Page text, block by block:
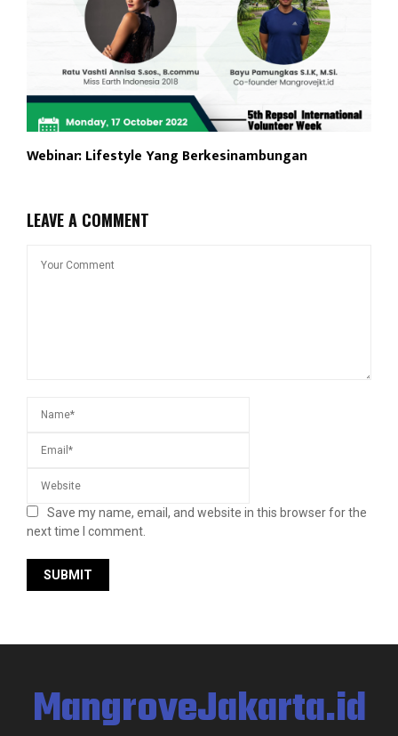
Webinar: Lifestyle Yang Berkesinambungan
LEAVE A COMMENT
Save my name, email, and website in this browser for the
next time I comment.
MangroveJakarta.id